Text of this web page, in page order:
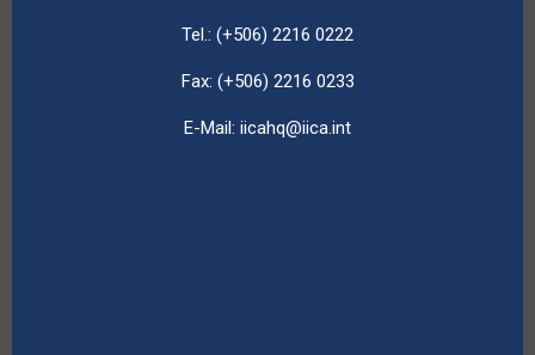
Tel.: (+506) 2216 0222
Fax: (+506) 2216 0233
E-Mail: iicahq@iica.int